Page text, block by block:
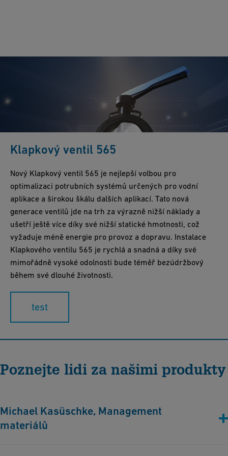
Klapkový ventil 565
Nový Klapkový ventil 565 je nejlepší volbou pro
optimalizaci potrubních systémů určených pro vodní
aplikace a širokou škálu dalších aplikací. Tato nová
generace ventilů jde na trh za výrazně nižší náklady a
ušetří ještě více díky své nižší statické hmotnosti, což
vyžaduje méně energie pro provoz a dopravu. Instalace
Klapkového ventilu 565 je rychlá a snadná a díky své
mimořádně vysoké odolnosti bude téměř bezúdržbový
během své dlouhé životnosti.
test
Poznejte lidi za našimi produkty
Michael Kasüschke, Management
materiálů